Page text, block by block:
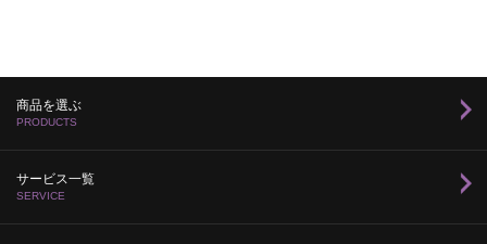
商品を選ぶ
PRODUCTS
サービス一覧
SERVICE